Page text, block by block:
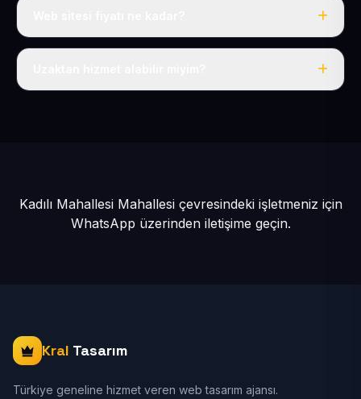
Tek fiyat: yılda 50 USD + KDV, her şey dahil.
Kadılı Mahallesi Mahallesi çevresindeki işletmeniz için
WhatsApp üzerinden iletişime geçin.
Kral Tasarım
Türkiye geneline hizmet veren web tasarım ajansı.